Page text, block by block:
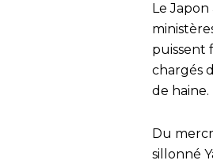
Le
puissent
chargés
de haine.
Du
sillonné